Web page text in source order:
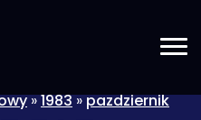
»1983»pazdziernik